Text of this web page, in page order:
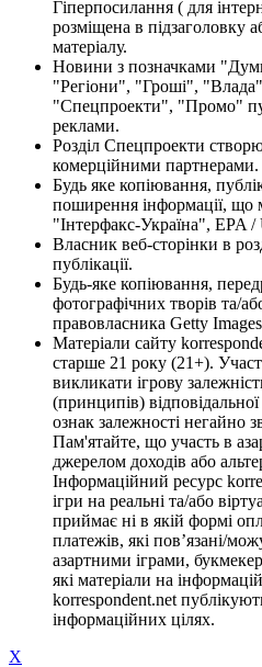
Гіперпосилання ( для
розміщена в підзаголовку
матеріалу.
Новини з позначками
"Регіони", "Гроші",
"Спецпроекти", "Промо"
реклами.
Розділ Спецпроекти
комерційними партнерами.
Будь яке копіювання,
поширення інформації, що
"Інтерфакс-Україна", EPA /
Власник веб-сторінки в
публікації.
Будь-яке копіювання,
фотографічних творів та/
правовласника Getty
Матеріали сайту
старше 21 року (21+).
викликати ігрову
(принципів)
ознак залежності негайно
Пам'ятайте, що участь в
джерелом доходів або
Інформаційний ресурс
ігри на реальні та/або
приймає ні в якій формі
платежів, які пов’язані/
азартними іграми,
які матеріали на
korrespondent.net
інформаційних цілях.
X